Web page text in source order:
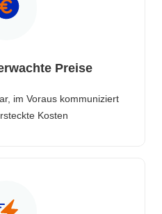
Preise
im Voraus kommuniziert
Kosten